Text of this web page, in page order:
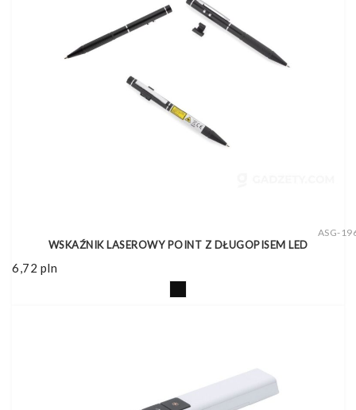
ASG-
WSKAŹNIK LASEROWY POINT Z DŁUGOPISEM LED
6,72 pln